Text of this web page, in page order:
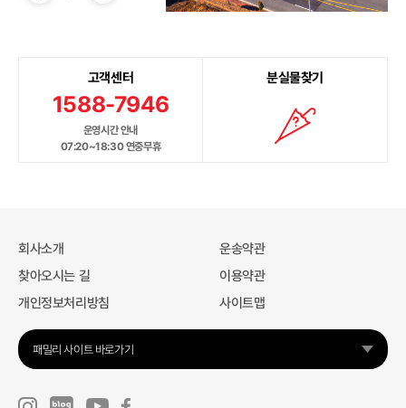
고객센터
1588-7946
운영시간 안내
07:20~18:30 연중무휴
분실물찾기
회사소개
운송약관
찾아오시는 길
이용약관
개인정보처리방침
사이트맵
패밀리 사이트 바로가기